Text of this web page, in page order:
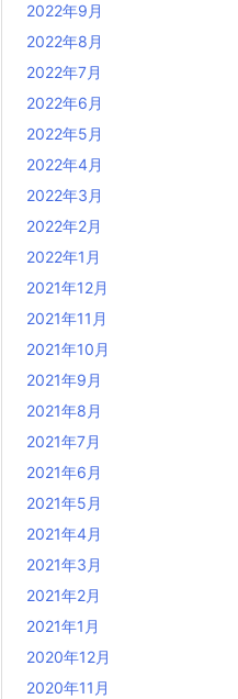
2022年9月
2022年8月
2022年7月
2022年6月
2022年5月
2022年4月
2022年3月
2022年2月
2022年1月
2021年12月
2021年11月
2021年10月
2021年9月
2021年8月
2021年7月
2021年6月
2021年5月
2021年4月
2021年3月
2021年2月
2021年1月
2020年12月
2020年11月